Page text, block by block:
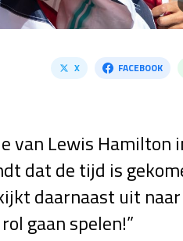
X FACEBOOK
van Lewis Hamilton
dat de tijd is
daarnaast uit
gaan spelen!”